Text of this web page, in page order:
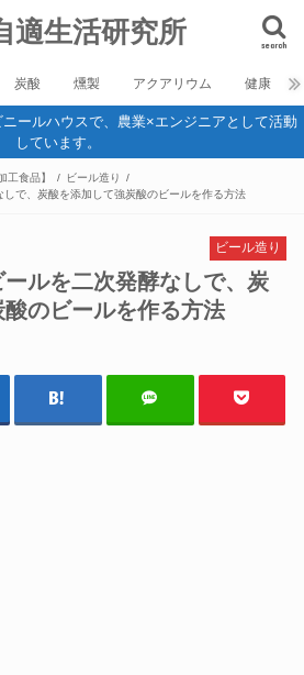
適生活研究所 search
炭酸 燻製 アクアリウム 健康
ニールハウスで、農業×エンジニアとして活動
しています。
工食品】
ビール造り
しで、炭酸を添加して強炭酸のビールを作る方法
ビール造り
ルを二次発酵なしで、炭
酸のビールを作る方法